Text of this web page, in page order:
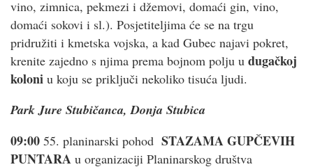
vino, zimnica, pekmezi i džemovi, domaći gin, vino,
domaći sokovi i sl.). Posjetiteljima će se na trgu
pridružiti i kmetska vojska, a kad Gubec najavi pokret,
krenite zajedno s njima prema bojnom polju u dugačkoj
koloni u koju se priključi nekoliko tisuća ljudi.
Park Jure Stubičanca, Donja Stubica
09:00 55. planinarski pohod STAZAMA GUPČEVIH
PUNTARA u organizaciji Planinarskog društva